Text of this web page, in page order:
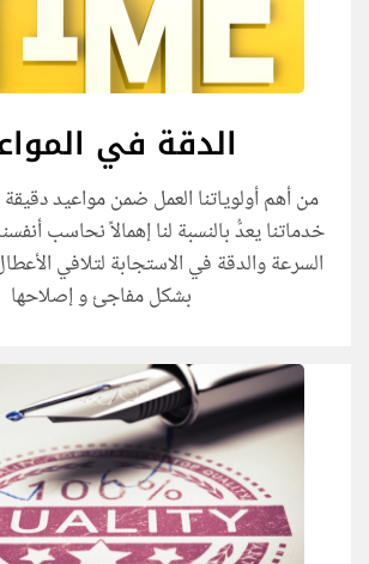
الدقة في
من أهم أولوياتنا العمل ضمن مواعيد دقيقة
خدماتنا يعدُّ بالنسبة لنا إهمالاً نحاسب
السرعة والدقة في الاستجابة لتلافي
بشكل مفاجئ و إصلاحها